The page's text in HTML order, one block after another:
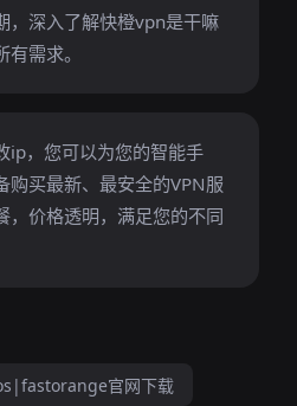
，深入了解快橙vpn是干嘛
需求。
ip，您可以为您的智能手
购买最新、最安全的VPN服
，价格透明，满足您的不同
官网下载